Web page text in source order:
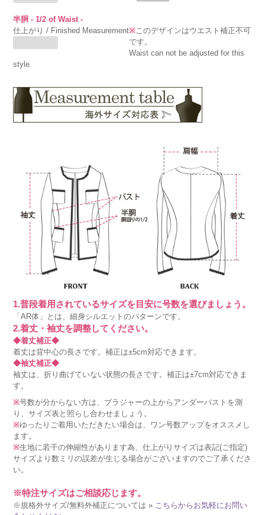
半胴 - 1/2 of Waist -
仕上がり / Finished Measurement※このデザインはウエスト補正不可
です。
Waist can not be adjusted for this
style.
1.普段着用されているサイズを目安に号数を選びましょう。
「AR体」とは、細身シルエットのパターンです。
2.着丈・袖丈を調整してください。
◆着丈補正◆
着丈は背中心の長さです。補正は±5cm対応できます。
◆袖丈補正◆
袖丈は、折り曲げていない状態の長さです。補正は±7cm対応できま
す。
※号数が分からない方は、ブラジャーの上からアンダーバストを測
り、サイズ表と照らし合わせましょう。
※ゆったりご着用いただきたい場合は、ワン号数アップをオススメし
ます。
※生地に若干の伸縮性があります為、仕上がりサイズは表記(ご指定)
サイズより数ミリの誤差が生じる場合がございますのでご了承くださ
い。
※特注サイズはご相談応じます。
※規格外サイズ/無料外補正については » こちらからお気軽にお問い